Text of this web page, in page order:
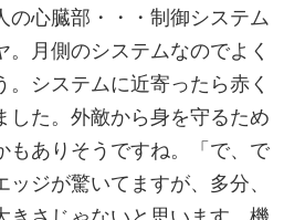
の心臓部・・・制御システム
。月側のシステムなのでよく
。システムに近寄ったら赤く
した。外敵から身を守るため
もありそうですね。「で、で
ジが驚いてますが、多分、